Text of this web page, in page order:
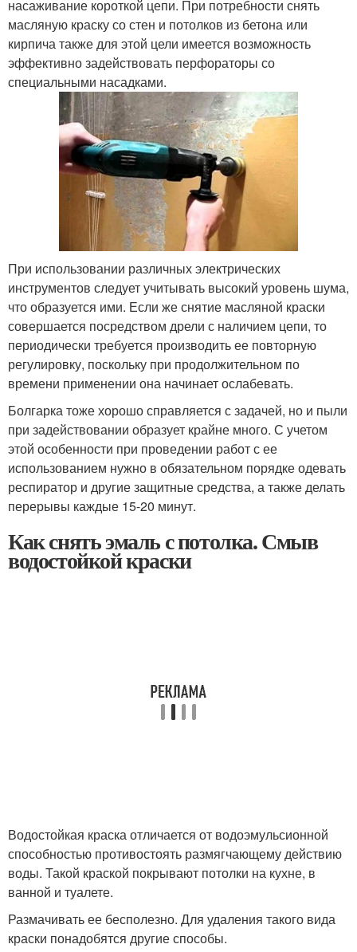
насаживание короткой цепи. При потребности снять
масляную краску со стен и потолков из бетона или
кирпича также для этой цели имеется возможность
эффективно задействовать перфораторы со
специальными насадками.
При использовании различных электрических
инструментов следует учитывать высокий уровень шума,
что образуется ими. Если же снятие масляной краски
совершается посредством дрели с наличием цепи, то
периодически требуется производить ее повторную
регулировку, поскольку при продолжительном по
времени применении она начинает ослабевать.
Болгарка тоже хорошо справляется с задачей, но и пыли
при задействовании образует крайне много. С учетом
этой особенности при проведении работ с ее
использованием нужно в обязательном порядке одевать
респиратор и другие защитные средства, а также делать
перерывы каждые 15-20 минут.
Как снять эмаль с потолка. Смыв
водостойкой краски
Водостойкая краска отличается от водоэмульсионной
способностью противостоять размягчающему действию
воды. Такой краской покрывают потолки на кухне, в
ванной и туалете.
Размачивать ее бесполезно. Для удаления такого вида
краски понадобятся другие способы.